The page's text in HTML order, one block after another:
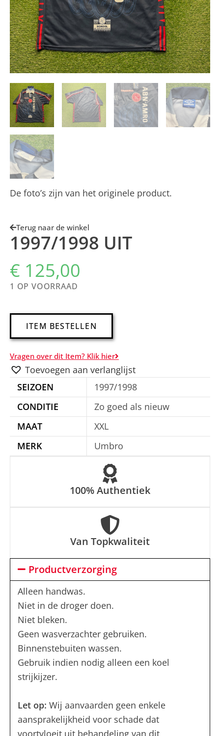
De foto’s zijn van het originele product.
Terug naar de winkel
1997/1998 UIT
€ 125,00
1 OP VOORRAAD
ITEM BESTELLEN
e
r
n
a
t
i
v
e
:
Vragen over dit Item? Klik hier
Toevoegen aan verlanglijst
SEIZOEN
1997/1998
CONDITIE
Zo goed als nieuw
MAAT
XXL
MERK
Umbro
100% Authentiek
Van Topkwaliteit
Productverzorging
Alleen handwas.
Niet in de droger doen.
Niet bleken.
Geen wasverzachter gebruiken.
Binnenstebuiten wassen.
Gebruik indien nodig alleen een koel
strijkijzer.
Let op: Wij aanvaarden geen enkele
aansprakelijkheid voor schade dat
voortvloeit uit behandeling van dit